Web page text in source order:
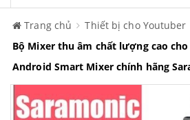
Trang chủ
Thiết bị cho Youtuber
Bộ Mixer thu âm chất lượng cao cho
Android Smart Mixer chính hãng